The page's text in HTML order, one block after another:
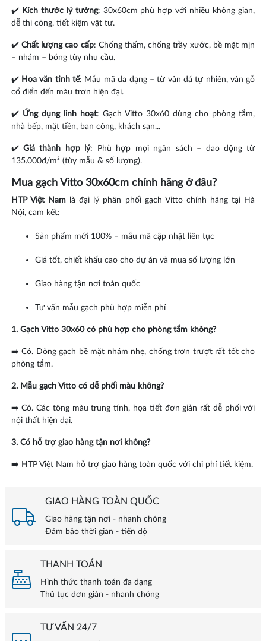
✔️ Kích thước lý tưởng: 30x60cm phù hợp với nhiều không gian,
dễ thi công, tiết kiệm vật tư.
✔️ Chất lượng cao cấp: Chống thấm, chống trầy xước, bề mặt mịn
– nhám – bóng tùy nhu cầu.
✔️ Hoa văn tinh tế: Mẫu mã đa dạng – từ vân đá tự nhiên, vân gỗ
cổ điển đến màu trơn hiện đại.
✔️ Ứng dụng linh hoạt: Gạch Vitto 30x60 dùng cho phòng tắm,
nhà bếp, mặt tiền, ban công, khách sạn...
✔️Giá thành hợp lý: Phù hợp mọi ngân sách – dao động từ
135.000đ/m² (tùy mẫu & số lượng).
Mua gạch Vitto 30x60cm chính hãng ở đâu?
HTP Việt Namlà đại lý phân phối gạch Vitto chính hãng tại Hà
Nội, cam kết:
Sản phẩm mới 100% – mẫu mã cập nhật liên tục
Giá tốt, chiết khấu cao cho dự án và mua số lượng lớn
Giao hàng tận nơi toàn quốc
Tư vấn mẫu gạch phù hợp miễn phí
1. Gạch Vitto 30x60 có phù hợp cho phòng tắm không?
➡️ Có. Dòng gạch bề mặt nhám nhẹ, chống trơn trượt rất tốt cho
phòng tắm.
2. Mẫu gạch Vitto có dễ phối màu không?
➡️ Có. Các tông màu trung tính, họa tiết đơn giản rất dễ phối với
nội thất hiện đại.
3. Có hỗ trợ giao hàng tận nơi không?
➡️ HTP Việt Nam hỗ trợ giao hàng toàn quốc với chi phí tiết kiệm.
GIAO HÀNG TOÀN QUỐC
Giao hàng tận nơi - nhanh chóng
Đảm bảo thời gian - tiến độ
THANH TOÁN
Hình thức thanh toán đa dạng
Thủ tục đơn giản - nhanh chóng
TƯ VẤN 24/7